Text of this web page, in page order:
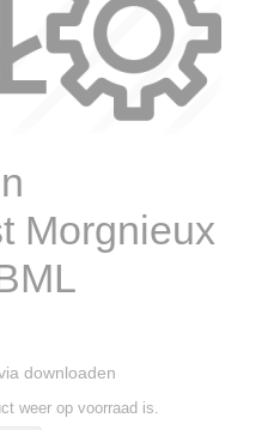
Morgnieux
downloaden
weer op voorraad is.